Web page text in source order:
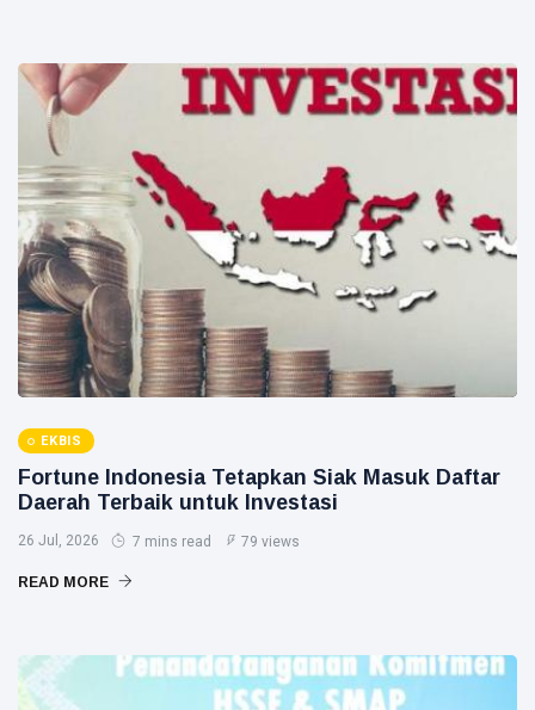
EKBIS
Fortune Indonesia Tetapkan Siak Masuk Daftar
Daerah Terbaik untuk Investasi
26 Jul, 2026 7 mins read 79 views
READ MORE